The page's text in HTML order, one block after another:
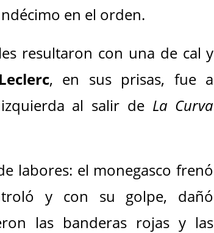
en el orden.
resultaron con una de cal y
, en sus prisas, fue a
al salir de La Curva
labores: el monegasco frenó
y con su golpe, dañó
las banderas rojas y las